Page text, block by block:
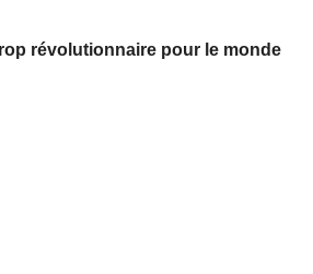
révolutionnaire pour le monde